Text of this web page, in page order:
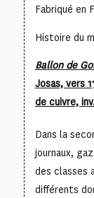
Fabriqué en
Histoire du
Ballon de
Josas, vers
de cuivre,
Dans la
journaux,
des classes
différents